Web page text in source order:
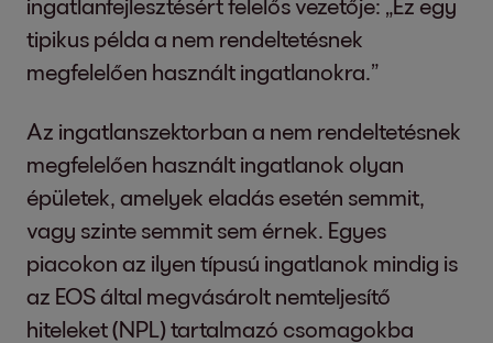
ingatlanfejlesztésért felelős vezetője: „Ez egy
tipikus példa a nem rendeltetésnek
megfelelően használt ingatlanokra.”
Az ingatlanszektorban a nem rendeltetésnek
megfelelően használt ingatlanok olyan
épületek, amelyek eladás esetén semmit,
vagy szinte semmit sem érnek. Egyes
piacokon az ilyen típusú ingatlanok mindig is
az EOS által megvásárolt nemteljesítő
hiteleket (NPL) tartalmazó csomagokba